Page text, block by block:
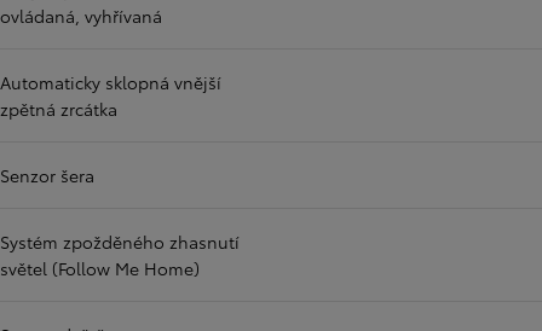
ovládaná, vyhřívaná
Automaticky sklopná vnější
zpětná zrcátka
Senzor šera
Systém zpožděného zhasnutí
světel (Follow Me Home)